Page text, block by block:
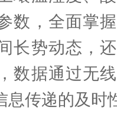
数，全面掌
长势动态，
数据通过无
息传递的及时